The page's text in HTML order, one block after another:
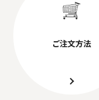
ご注文方法